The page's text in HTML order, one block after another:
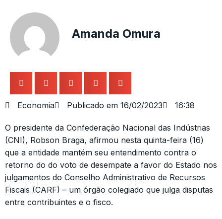
Amanda Omura
Economia Publicado em 16/02/2023 16:38
O presidente da Confederação Nacional das Indústrias
(CNI), Robson Braga, afirmou nesta quinta-feira (16)
que a entidade mantém seu entendimento contra o
retorno do do voto de desempate a favor do Estado nos
julgamentos do Conselho Administrativo de Recursos
Fiscais (CARF) – um órgão colegiado que julga disputas
entre contribuintes e o fisco.